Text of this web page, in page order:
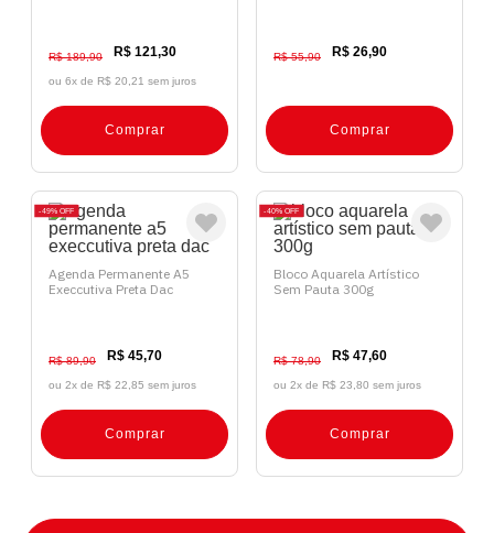
R$ 189,90 R$ 121,30
ou 6x de R$ 20,21 sem juros
Comprar
R$ 55,90 R$ 26,90
Comprar
49% OFF
Agenda Permanente A5
Execcutiva Preta Dac
R$ 89,90 R$ 45,70
ou 2x de R$ 22,85 sem juros
Comprar
40% OFF
Bloco Aquarela Artístico
Sem Pauta 300g
R$ 78,90 R$ 47,60
ou 2x de R$ 23,80 sem juros
Comprar